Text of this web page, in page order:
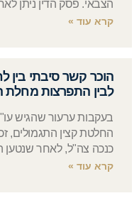
הצבאי. פסק הדין ניתן
קרא עוד »
הוכר קשר סיבתי בין
לבין התפרצות מחלת
בעקבות ערעור שהגיש
החלטת קצין התגמולים,
כנכה צה"ל, לאחר שנטען
קרא עוד »